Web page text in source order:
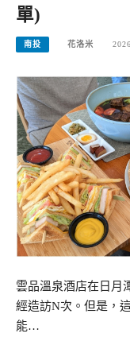
單)
南投 花洛米
雲品溫泉酒店在日月
經造訪N次。但是，
能…